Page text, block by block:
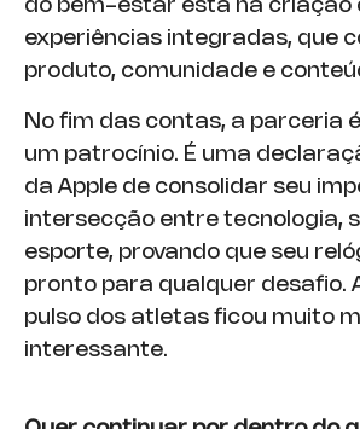
do bem-estar está na criação
experiências integradas, que
produto, comunidade e
No fim das contas, a parceria
um patrocínio. É uma
da Apple de consolidar seu
intersecção entre tecnologia,
esporte, provando que seu
pronto para qualquer desafio.
pulso dos atletas ficou muito
interessante.